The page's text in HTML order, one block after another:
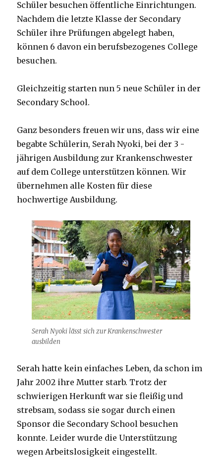
Schüler besuchen öffentliche Einrichtungen.
Nachdem die letzte Klasse der Secondary
Schüler ihre Prüfungen abgelegt haben,
können 6 davon ein berufsbezogenes College
besuchen.
Gleichzeitig starten nun 5 neue Schüler in der
Secondary School.
Ganz besonders freuen wir uns, dass wir eine
begabte Schülerin, Serah Nyoki, bei der 3 -
jährigen Ausbildung zur Krankenschwester
auf dem College unterstützen können. Wir
übernehmen alle Kosten für diese
hochwertige Ausbildung.
Serah Nyoki lässt sich zur Krankenschwester
ausbilden
Serah hatte kein einfaches Leben, da schon im
Jahr 2002 ihre Mutter starb. Trotz der
schwierigen Herkunft war sie fleißig und
strebsam, sodass sie sogar durch einen
Sponsor die Secondary School besuchen
konnte. Leider wurde die Unterstützung
wegen Arbeitslosigkeit eingestellt.